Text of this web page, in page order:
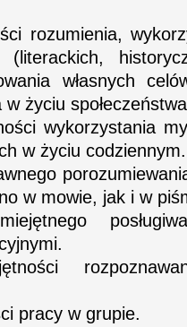
rozumienia,
(literackich,
własnych
życiu
wykorzystania
w życiu codziennym.
w mowie, jak i w
pracy w grupie.